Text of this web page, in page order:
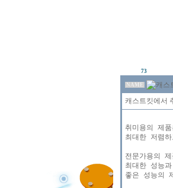
73
NAME
캐스트킷에서
취미용의 제
최대한 저렴
전문가용의
최대한 성능
좋은 성능의